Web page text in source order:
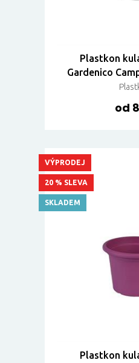
Plastkon
Gardenico
od
Plastkon
VÝPRODEJ
20 % SLEVA
SKLADEM